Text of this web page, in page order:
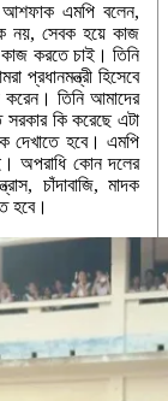
এমপি বলেন,
নয়, সেবক হয়ে কাজ
করতে চাই। তিনি
প্রধানমন্ত্রী হিসেবে
করেন। তিনি আমাদের
সরকার কি করেছে এটা
দেখাতে হবে। এমপি
অপরাধি কোন দলের
চাঁদাবাজি, মাদক
হবে।